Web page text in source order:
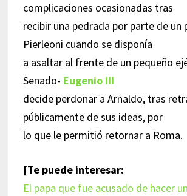
complicaciones ocasionadas tras
recibir una pedrada por parte de un
Pierleoni cuando se disponía
a asaltar al frente de un pequeño
Senado- Eugenio III
decide perdonar a Arnaldo, tras
públicamente de sus ideas, por
lo que le permitió retornar a Roma.
[Te puede interesar:
El papa que fue acusado de hacer